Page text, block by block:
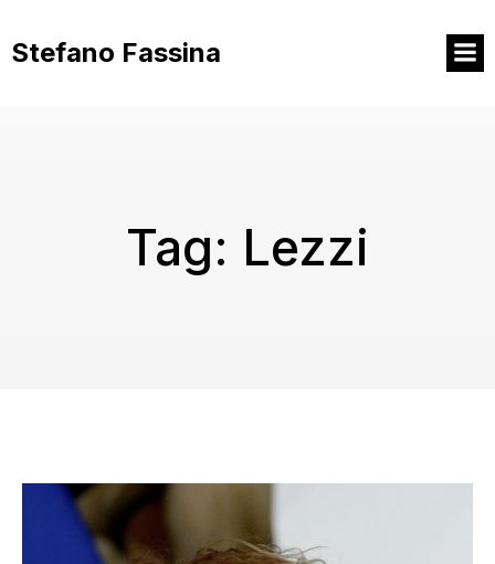
contenuto
Stefano Fassina
Tag: Lezzi